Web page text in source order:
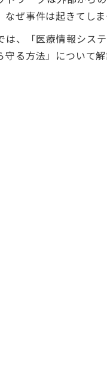
なぜ事件は起きてしま
は、「医療情報シス
守る方法」について